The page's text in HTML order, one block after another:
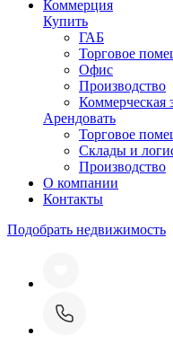
Коммерция
Купить
ГАБ
Торговое
Офис
Производство
Коммерческая
Арендовать
Торговое
Склады и
Производство
О компании
Контакты
Подобрать недвижимость